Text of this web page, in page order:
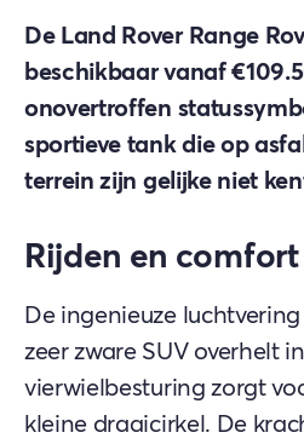
De Land Rover Range
beschikbaar vanaf
onovertroffen
sportieve tank die op
terrein zijn gelijke niet
Rijden en comfort
De ingenieuze
zeer zware SUV overhelt
vierwielbesturing zorgt
kleine draaicirkel. De